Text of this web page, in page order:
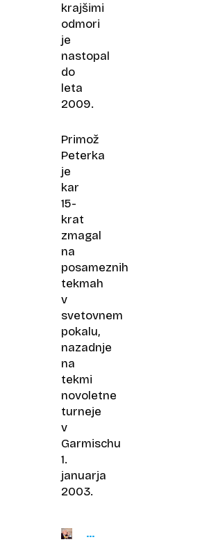
krajšimi
odmori
je
nastopal
do
leta
2009.
Primož
Peterka
je
kar
15-
krat
zmagal
na
posameznih
tekmah
v
svetovnem
pokalu,
nazadnje
na
tekmi
novoletne
turneje
v
Garmischu
1.
januarja
2003.
NEDELJSKI